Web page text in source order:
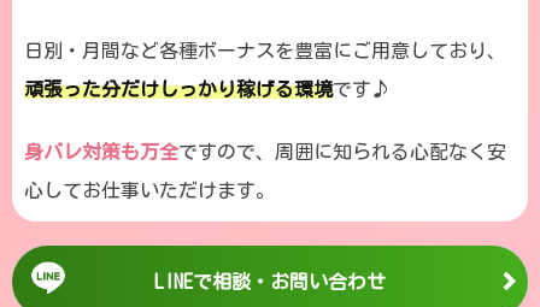
日別・月間など各種ボーナスを豊富にご用意しており、
頑張った分だけしっかり稼げる環境です♪
身バレ対策も万全ですので、周囲に知られる心配なく安
心してお仕事いただけます。
LINEで相談・お問い合わせ